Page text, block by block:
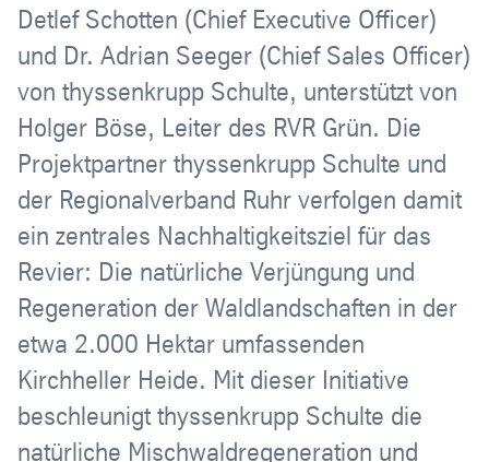
Detlef Schotten (Chief Executive Officer)
und Dr. Adrian Seeger (Chief Sales Officer)
von thyssenkrupp Schulte, unterstützt von
Holger Böse, Leiter des RVR Grün. Die
Projektpartner thyssenkrupp Schulte und
der Regionalverband Ruhr verfolgen damit
ein zentrales Nachhaltigkeitsziel für das
Revier: Die natürliche Verjüngung und
Regeneration der Waldlandschaften in der
etwa 2.000 Hektar umfassenden
Kirchheller Heide. Mit dieser Initiative
beschleunigt thyssenkrupp Schulte die
natürliche Mischwaldregeneration und